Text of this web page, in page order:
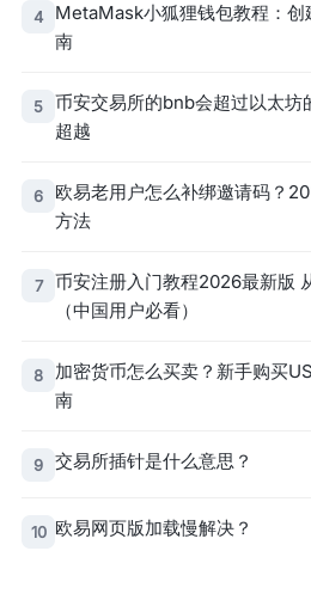
4
MetaMask小狐狸钱包教程：创
南
5
币安交易所的bnb会超过以太坊
超越
6
欧易老用户怎么补绑邀请码？
方法
7
币安注册入门教程2026最新版
（中国用户必看）
8
加密货币怎么买卖？新手购买
南
9 交易所插针是什么意思？
10 欧易网页版加载慢解决？